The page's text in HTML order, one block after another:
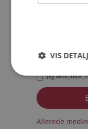
Jeg aksepterer
Allerede
VIS